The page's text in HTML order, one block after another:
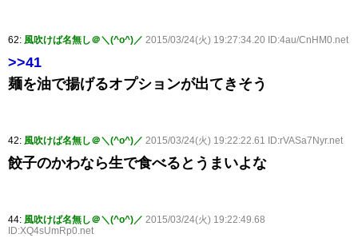
62: 風吹けば名無し＠＼(^o^)／ 2015/03/24(火) 19:27:34.20 ID:4au/CnHM0.net
>>41
麺を油で揚げるオプションが出てきそう
42: 風吹けば名無し＠＼(^o^)／ 2015/03/24(火) 19:22:22.61 ID:rVASa7Nyr.net
餃子のかわなら生で食べるとうまいよな
44: 風吹けば名無し＠＼(^o^)／ 2015/03/24(火) 19:22:49.68
ID:XQ4sUmRp0.net